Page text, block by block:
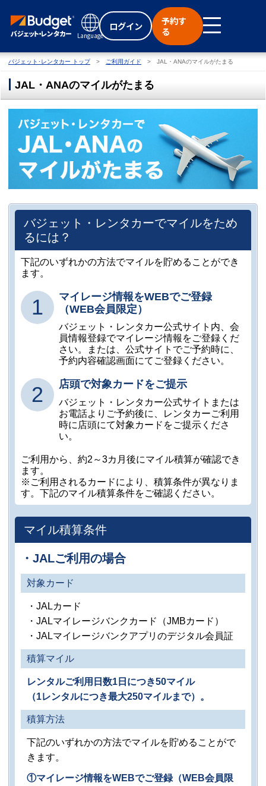
Language
ログイン
予約す
る
バジェット･レンタカー トップ ご利用ガイド JAL・ANAのマイルがたまる
JAL・ANAのマイルがたまる
バジェット・レンタカーでマイルをため
るには？
下記のいずれかの方法でマイルを貯めることができ
ます。
1
マイレージ情報をWEBでご登録
（WEB会員限定）
バジェット・レンタカー公式サイト内、会
員情報登録でマイレージ情報をご登録くだ
さい。または、公式サイトでご予約時に、
予約内容確認画面にてご登録ください。
2 店頭で対象カードをご提示
バジェット・レンタカー公式サイトまたは
お電話よりご予約後に、レンタカーご利用
時に店頭にて対象カードをご提示くださ
い。
ご利用から、約2～3カ月後にマイル積算が確認でき
ます。
※ご利用されるカードにより、積算条件が異なりま
す。下記のマイル積算条件をご確認ください。
マイル積算条件
・JALご利用の場合
対象カード
・JALカード
・JALマイレージバンクカード（JMBカード）
・JALマイレージバンクアプリのデジタル会員証
積算マイル
レンタルご利用日数1日につき50マイル
（1レンタルにつき最大250マイルまで）。
積算方法
下記のいずれかの方法でマイルを貯めることがで
きます。
①マイレージ情報をWEBでご登録（WEB会員限